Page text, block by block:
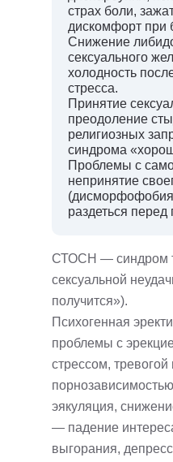
страх боли,
дискомфорт при
Снижение
сексуального
холодность
стресса.
Принятие
преодоление
религиозных
синдрома
Проблемы с
непринятие
раздеться перед
СТОСН — синдром
сексуальной
получится»).
Психогенная
проблемы с
стрессом, тревогой
эякуляция,
— падение
выгорания,